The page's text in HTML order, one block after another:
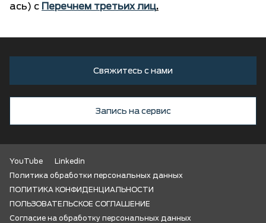
ась) с Перечнем третьих лиц.
Свяжитесь с нами
Запись на сервис
YouTube
Linkedin
Политика обработки персональных данных
ПОЛИТИКА КОНФИДЕНЦИАЛЬНОСТИ
ПОЛЬЗОВАТЕЛЬСКОЕ СОГЛАШЕНИЕ
Согласие на обработку персональных данных